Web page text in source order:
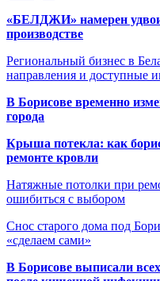
«БЕЛДЖИ» намерен
производстве
Региональный бизнес в
направления и доступные
В Борисове временно
города
Крыша потекла: как
ремонте кровли
Натяжные потолки при
ошибиться с выбором
Снос старого дома под
«сделаем сами»
В Борисове выписали